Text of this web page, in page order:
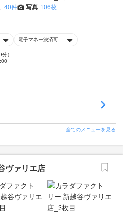
40件 写真 106枚
電子マネー決済可
）
全てのメニューを見る
ヴァリエ店